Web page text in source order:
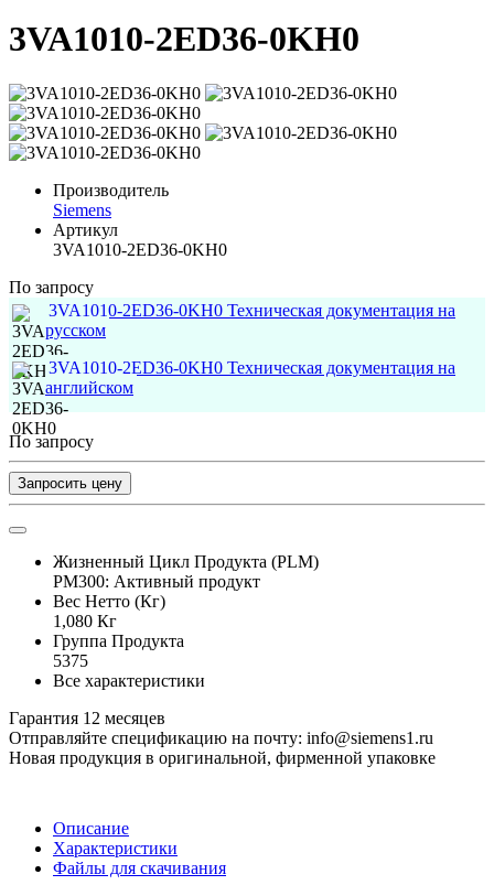
3VA1010-2ED36-0KH0
Производитель
Siemens
Артикул
3VA1010-2ED36-0KH0
По запросу
3VA1010-2ED36-0KH0 Техническая документация на
русском
3VA1010-2ED36-0KH0 Техническая документация на
английском
По запросу
Запросить цену
Жизненный Цикл Продукта (PLM)
PM300: Активный продукт
Вес Нетто (Кг)
1,080 Кг
Группа Продукта
5375
Все характеристики
Гарантия 12 месяцев
Отправляйте спецификацию на почту: info@siemens1.ru
Новая продукция в оригинальной, фирменной упаковке
Описание
Характеристики
Файлы для скачивания